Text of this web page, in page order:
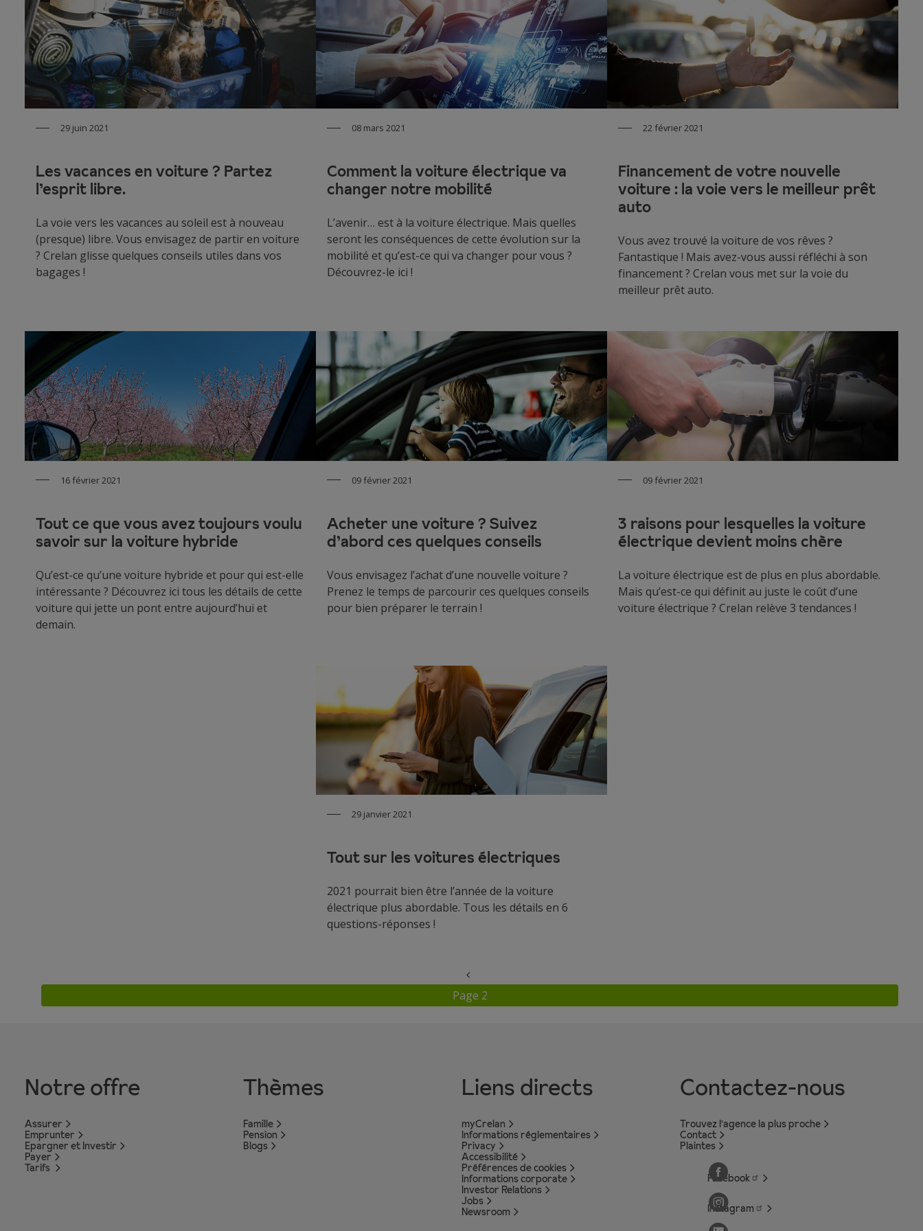
29 juin 2021
Les vacances en voiture ? Partez
l’esprit libre.
La voie vers les vacances au soleil est à nouveau
(presque) libre. Vous envisagez de partir en voiture
? Crelan glisse quelques conseils utiles dans vos
bagages !
08 mars 2021
Comment la voiture électrique va
changer notre mobilité
L’avenir… est à la voiture électrique. Mais quelles
seront les conséquences de cette évolution sur la
mobilité et qu’est-ce qui va changer pour vous ?
Découvrez-le ici !
22 février 2021
Financement de votre nouvelle
voiture : la voie vers le meilleur prêt
auto
Vous avez trouvé la voiture de vos rêves ?
Fantastique ! Mais avez-vous aussi réfléchi à son
financement ? Crelan vous met sur la voie du
meilleur prêt auto.
16 février 2021
Tout ce que vous avez toujours voulu
savoir sur la voiture hybride
Qu’est-ce qu’une voiture hybride et pour qui est-elle
intéressante ? Découvrez ici tous les détails de cette
voiture qui jette un pont entre aujourd’hui et
demain.
09 février 2021
Acheter une voiture ? Suivez
d’abord ces quelques conseils
Vous envisagez l’achat d’une nouvelle voiture ?
Prenez le temps de parcourir ces quelques conseils
pour bien préparer le terrain !
09 février 2021
3 raisons pour lesquelles la voiture
électrique devient moins chère
La voiture électrique est de plus en plus abordable.
Mais qu’est-ce qui définit au juste le coût d’une
voiture électrique ? Crelan relève 3 tendances !
29 janvier 2021
Tout sur les voitures électriques
2021 pourrait bien être l’année de la voiture
électrique plus abordable. Tous les détails en 6
questions-réponses !
Pagination
Page 2
Notre offre
Assurer
Emprunter
Epargner et Investir
Payer
Tarifs
Thèmes
Famille
Pension
Blogs
Liens directs
myCrelan
Informations réglementaires
Privacy
Accessibilité
Préférences de cookies
Informations corporate
Investor Relations
Jobs
Newsroom
Contactez-nous
Trouvez l'agence la plus proche
Contact
Plaintes
Facebook
Instagram